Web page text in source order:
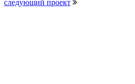
следующий проект